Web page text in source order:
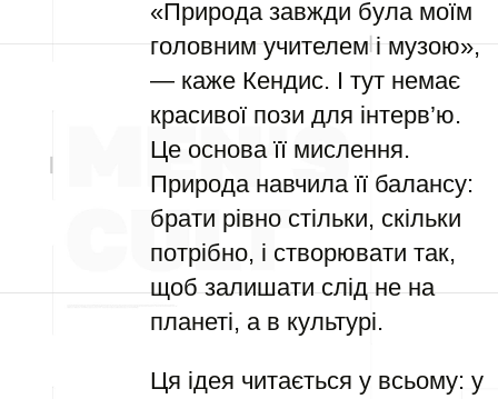
«Природа завжди була моїм
головним учителем і музою»,
— каже Кендис. І тут немає
красивої пози для інтерв’ю.
Це основа її мислення.
Природа навчила її балансу:
брати рівно стільки, скільки
потрібно, і створювати так,
щоб залишати слід не на
планеті, а в культурі.
Ця ідея читається у всьому: у